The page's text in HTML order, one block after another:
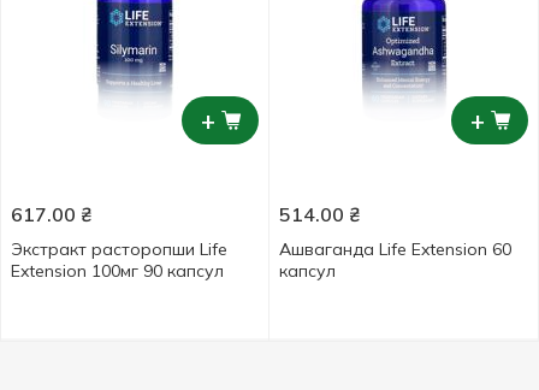
+
617.00 ₴
Экстракт расторопши Life
Extension 100мг 90 капсул
+
514.00 ₴
Ашваганда Life Extension 60
капсул